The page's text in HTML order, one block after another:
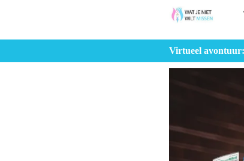
Virtueel